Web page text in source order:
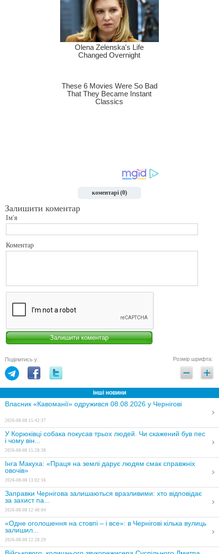
коментарі (0)
Залишити коментар
Ім'я
Коментар
Поділитись у: Розмір шрифта:
інші новини
Власник «Кавоманії» одружився 08.08.2026 у Чернігові
2026-08-08 15:42:37
У Корюківці собака покусав трьох людей. Чи скажений був пес
і чому він...
2026-08-08 15:28:38
Інга Макуха: «Праця на землі дарує людям смак справжніх
овочів»
2026-08-08 13:02:16
Заправки Чернігова залишаються вразливими: хто відповідає
за захист па...
2026-08-08 12:48:04
«Одне оголошення на стовпі – і все»: в Чернігові кілька вулиць
залишил...
2026-08-08 12:28:29